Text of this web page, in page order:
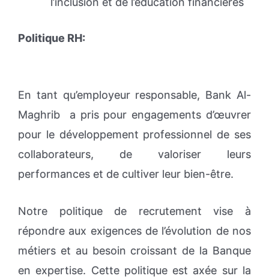
Politique RH:
En tant qu’employeur responsable, Bank Al-
Maghrib a pris pour engagements d’œuvrer
pour le développement professionnel de ses
collaborateurs, de valoriser leurs
performances et de cultiver leur bien-être.
Notre politique de recrutement vise à
répondre aux exigences de l’évolution de nos
métiers et au besoin croissant de la Banque
en expertise. Cette politique est axée sur la